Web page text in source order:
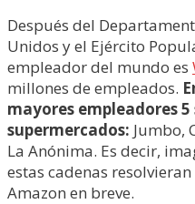
Después del
Unidos y el Ejército
empleador del mundo es
millones de empleados.
mayores empleadores
supermercados: Jumbo,
La Anónima. Es decir,
estas cadenas
Amazon en breve.